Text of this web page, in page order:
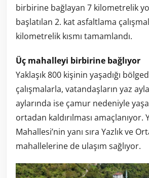
birbirine bağlayan 7 kilometrelik
başlatılan 2. kat asfaltlama
kilometrelik kısmı tamamlandı.
Üç mahalleyi birbirine bağlıyor
Yaklaşık 800 kişinin yaşadığı
çalışmalarla, vatandaşların yaz
aylarında ise çamur nedeniyle
ortadan kaldırılması amaçlanıyor.
Mahallesi’nin yanı sıra Yazlık ve
mahallelerine de ulaşım sağlıyor.